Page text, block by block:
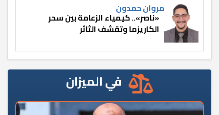
مروان حمدون
«ناصر».. كيمياء الزعامة بين سحر
الكاريزما وتقشف الثائر
في الميزان